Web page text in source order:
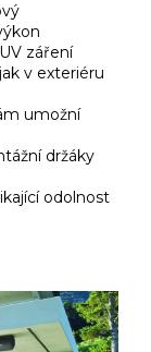
záření
v exteriéru
umožní
držáky
odolnost